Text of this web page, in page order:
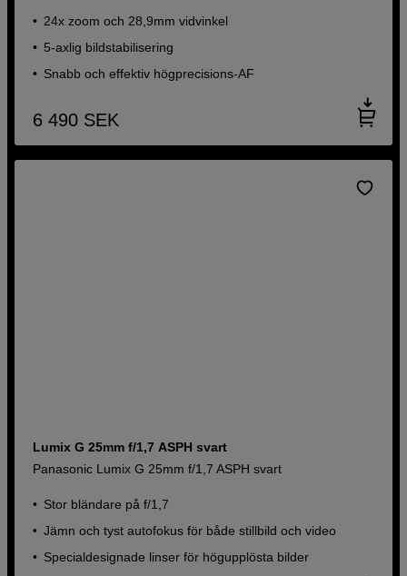
24x zoom och 28,9mm vidvinkel
5-axlig bildstabilisering
Snabb och effektiv högprecisions-AF
6 490 SEK
Lumix G 25mm f/1,7 ASPH svart
Panasonic Lumix G 25mm f/1,7 ASPH svart
Stor bländare på f/1,7
Jämn och tyst autofokus för både stillbild och video
Specialdesignade linser för högupplösta bilder